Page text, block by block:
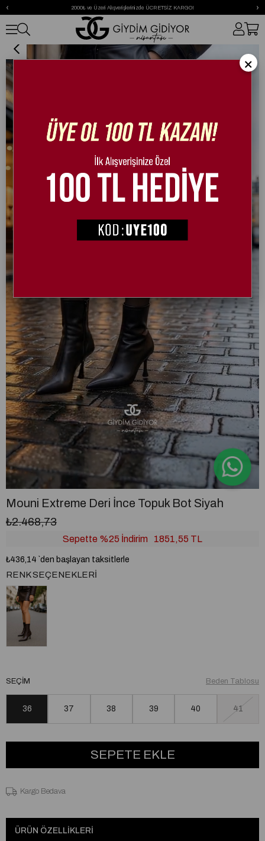
2000₺ ve Üzeri Alışverişlerinizde ÜCRETSİZ KARGO!
‹ ›
Mouni Extreme Deri İnce Topuk Bot Siyah
Mouni Extreme Deri İnce Topuk Bot Siyah
₺2.468,73
Sepette %25 İndirim 1851,55 TL
₺436,14 `den başlayan taksitlerle
RENK SEÇENEKLERI
Beden Tablosu
SEÇIM
36 37 38 39 40 41
Kargo Bedava
ÜRÜN ÖZELLIKLERI
×